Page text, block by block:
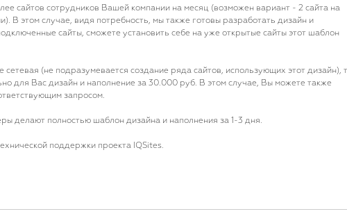
сайтов сотрудников Вашей компании на месяц (возможен вариант - 2 сайта на
В этом случае, видя потребность, мы также готовы разработать дизайн и
сайты, сможете установить себе на уже открытые сайты этот шаблон
(не подразумевается создание ряда сайтов, использующих этот дизайн),
для Вас дизайн и наполнение за 30.000 руб. В этом случае, Вы можете также
запросом.
делают полностью шаблон дизайна и наполнения за 1-3 дня.
поддержки проекта IQSites.